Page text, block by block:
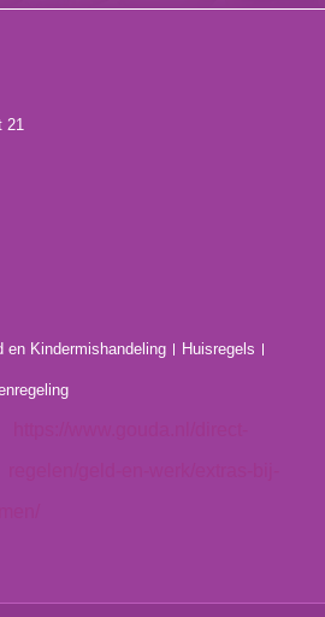
21
en Kindermishandeling Huisregels